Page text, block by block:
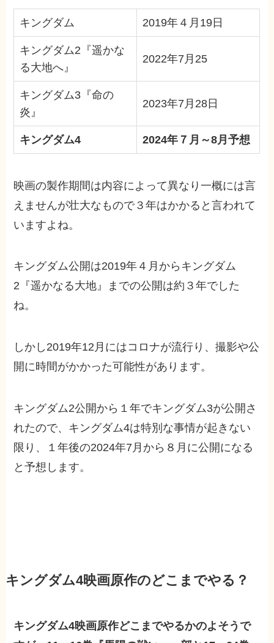
キングダム 2019年４月19日
キングダム2『遥かな
る大地へ』
2022年7月25
キングダム3『命の
炎』
2023年7月28日
キングダム4 2024年７月～8月予想
映画の製作期間は内容によって異なり一概には言
えませんが壮大なもので３年はかかると言われて
いますよね。
キングダム公開は2019年４月からキングダム
2『遥かなる大地』までの公開は約３年でした
ね。
しかし2019年12月にはコロナが流行り、撮影や公
開に時間がかかった可能性があります。
キングダム2公開から１年でキングダム3が公開 さ
れたので、キングダム4は特別な事情が起きない
限り、１年後の2024年7月から８月に公開になる
と予想します。
キングダム4映画原作のどこまでやる？
キングダム4映画原作どこまでやるかのよそうで